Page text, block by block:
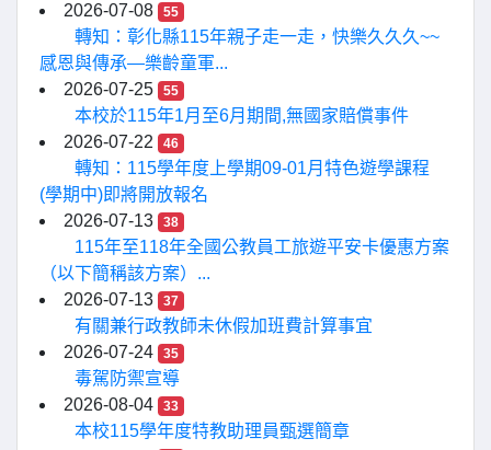
2026-07-08
55
轉知：彰化縣115年親子走一走，快樂久久久~~
感恩與傳承—樂齡童軍...
2026-07-25
55
本校於115年1月至6月期間,無國家賠償事件
2026-07-22
46
轉知：115學年度上學期09-01月特色遊學課程
(學期中)即將開放報名
2026-07-13
38
115年至118年全國公教員工旅遊平安卡優惠方案
（以下簡稱該方案）...
2026-07-13
37
有關兼行政教師未休假加班費計算事宜
2026-07-24
35
毒駕防禦宣導
2026-08-04
33
本校115學年度特教助理員甄選簡章